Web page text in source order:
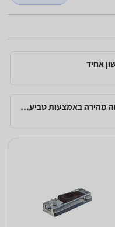
מנעול ביומטרי חכם לפתיחה מהירה באמצעות טביעת אצבע, לשימוש של עד 10 משתמשים